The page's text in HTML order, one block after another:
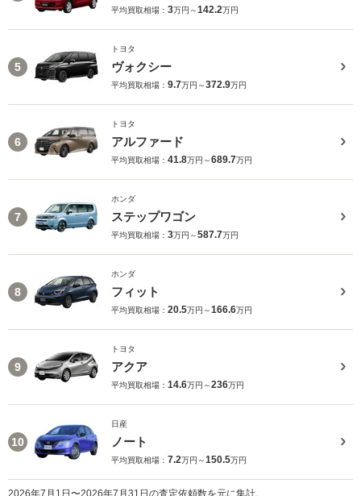
平均買取相場： 3万円～142.2万円
5
トヨタ
ヴォクシー
平均買取相場： 9.7万円～372.9万円
6
トヨタ
アルファード
平均買取相場： 41.8万円～689.7万円
7
ホンダ
ステップワゴン
平均買取相場： 3万円～587.7万円
8
ホンダ
フィット
平均買取相場： 20.5万円～166.6万円
9
トヨタ
アクア
平均買取相場： 14.6万円～236万円
10
日産
ノート
平均買取相場： 7.2万円～150.5万円
2026年7月1日〜2026年7月31日の査定依頼数を元に集計。